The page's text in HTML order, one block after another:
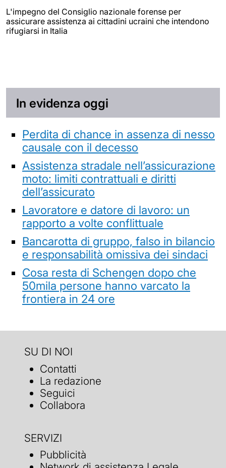
L'impegno del Consiglio nazionale forense per
assicurare assistenza ai cittadini ucraini che intendono
rifugiarsi in Italia
In evidenza oggi
Perdita di chance in assenza di nesso
causale con il decesso
Assistenza stradale nell’assicurazione
moto: limiti contrattuali e diritti
dell’assicurato
Lavoratore e datore di lavoro: un
rapporto a volte conflittuale
Bancarotta di gruppo, falso in bilancio
e responsabilità omissiva dei sindaci
Cosa resta di Schengen dopo che
50mila persone hanno varcato la
frontiera in 24 ore
SU DI NOI
Contatti
La redazione
Seguici
Collabora
SERVIZI
Pubblicità